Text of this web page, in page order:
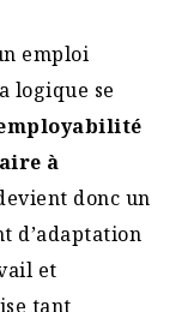
emploi
logique se
à
donc un
d’adaptation
et
tant